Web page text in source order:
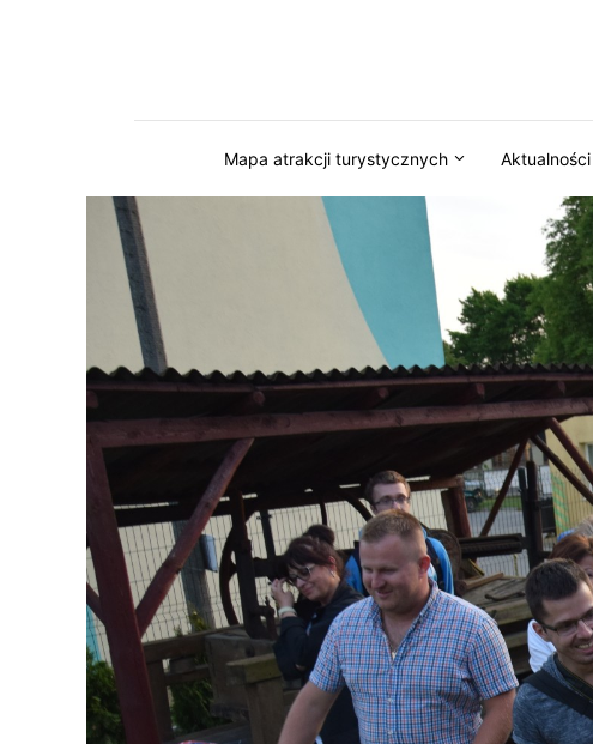
Mapa atrakcji turystycznych Aktualności